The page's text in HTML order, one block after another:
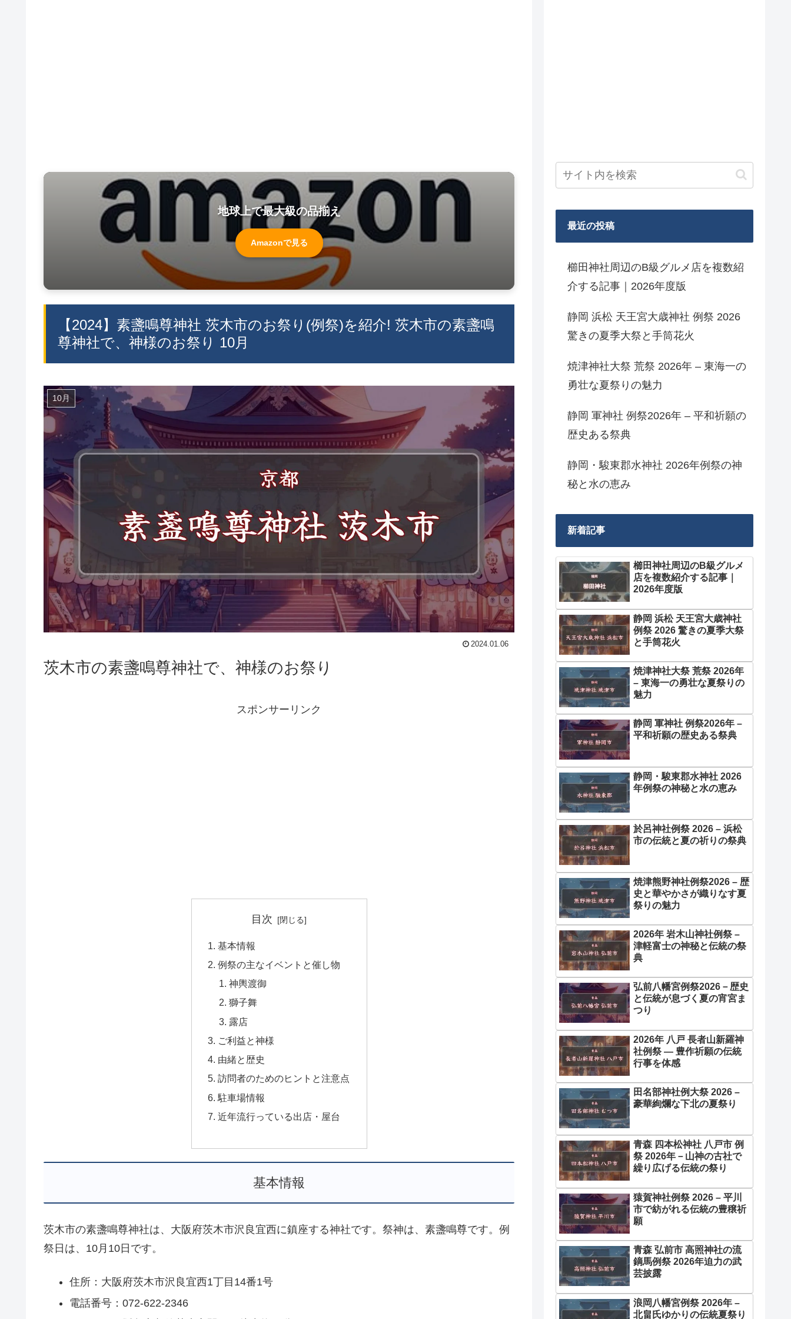
地球上で最大級の品揃え
Amazonで見る
【2024】素盞鳴尊神社 茨木市のお祭り(例祭)を紹介! 茨木市の素盞鳴
尊神社で、神様のお祭り 10月
10月
2024.01.06
茨木市の素盞鳴尊神社で、神様のお祭り
スポンサーリンク
目次
基本情報
例祭の主なイベントと催し物
神輿渡御
獅子舞
露店
ご利益と神様
由緒と歴史
訪問者のためのヒントと注意点
駐車場情報
近年流行っている出店・屋台
基本情報
茨木市の素盞鳴尊神社は、大阪府茨木市沢良宜西に鎮座する神社です。祭神は、素盞鳴尊です。例
祭日は、10月10日です。
住所：大阪府茨木市沢良宜西1丁目14番1号
電話番号：072-622-2346
最近の投稿
櫛田神社周辺のB級グルメ店を複数紹
介する記事｜2026年度版
静岡 浜松 天王宮大歳神社 例祭 2026
驚きの夏季大祭と手筒花火
焼津神社大祭 荒祭 2026年 – 東海一の
勇壮な夏祭りの魅力
静岡 軍神社 例祭2026年 – 平和祈願の
歴史ある祭典
静岡・駿東郡水神社 2026年例祭の神
秘と水の恵み
新着記事
櫛田神社周辺のB級グルメ
店を複数紹介する記事｜
2026年度版
静岡 浜松 天王宮大歳神社
例祭 2026 驚きの夏季大祭
と手筒花火
焼津神社大祭 荒祭 2026年
– 東海一の勇壮な夏祭りの
魅力
静岡 軍神社 例祭2026年 –
平和祈願の歴史ある祭典
静岡・駿東郡水神社 2026
年例祭の神秘と水の恵み
於呂神社例祭 2026 – 浜松
市の伝統と夏の祈りの祭典
焼津熊野神社例祭2026 – 歴
史と華やかさが織りなす夏
祭りの魅力
2026年 岩木山神社例祭 –
津軽富士の神秘と伝統の祭
典
弘前八幡宮例祭2026－歴史
と伝統が息づく夏の宵宮ま
つり
2026年 八戸 長者山新羅神
社例祭 ― 豊作祈願の伝統
行事を体感
田名部神社例大祭 2026 –
豪華絢爛な下北の夏祭り
青森 四本松神社 八戸市 例
祭 2026年－山神の古社で
繰り広げる伝統の祭り
猿賀神社例祭 2026 – 平川
市で紡がれる伝統の豊穣祈
願
青森 弘前市 高照神社の流
鏑馬例祭 2026年迫力の武
芸披露
浪岡八幡宮例祭 2026年 –
北畠氏ゆかりの伝統夏祭り